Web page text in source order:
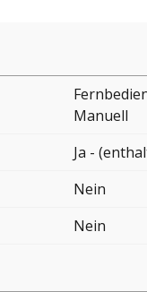
Manuell
Ja -
Nein
Nein